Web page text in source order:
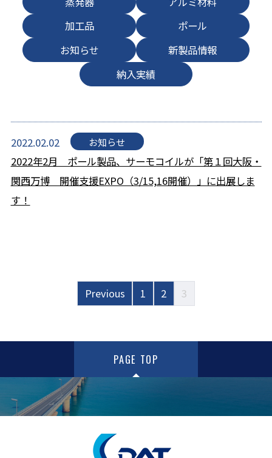
加工品
ポール
お知らせ
新製品情報
納入実績
2022.02.02 お知らせ
2022年2月 ポール製品、サーモコイルが「第１回大阪・
関西万博 開催支援EXPO（3/15,16開催）」に出展しま
す！
Previous 1 2 3
PAGE TOP